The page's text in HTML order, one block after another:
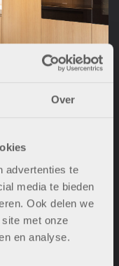
Over
advertenties te
media te bieden
Ook delen we
met onze
en analyse.